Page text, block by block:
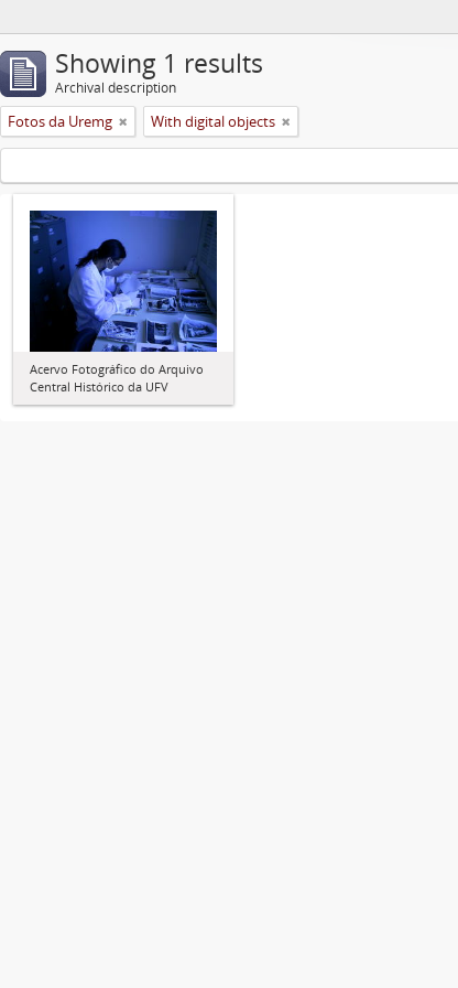
Showing 1 results
Archival description
Fotos da Uremg With digital objects
Acervo Fotográfico do Arquivo
Central Histórico da UFV